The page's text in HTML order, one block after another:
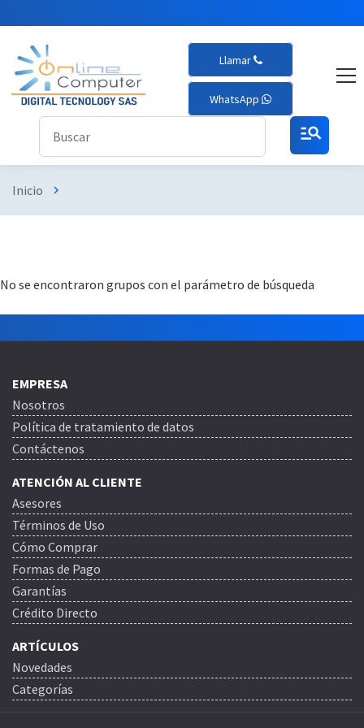
Llamar
WhatsApp
manage_search
Inicio chevron_right
No se encontraron grupos con el parámetro de búsqueda
EMPRESA
Nosotros
Política de tratamiento de datos
Contáctenos
ATENCIÓN AL CLIENTE
Asesores
Términos de Uso
Cómo Comprar
Formas de Pago
Garantías
Crédito Directo
ARTÍCULOS
Novedades
Categorías